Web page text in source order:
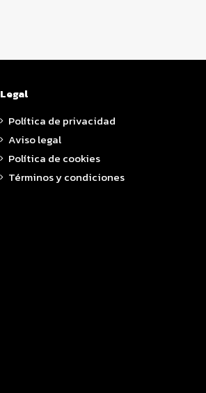
Legal
Política de privacidad
Aviso legal
Política de cookies
Términos y condiciones